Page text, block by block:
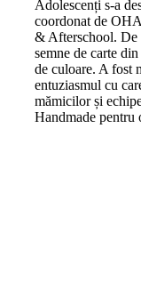
Adolescenți s-a
coordonat de
& Afterschool. De
semne de carte
de culoare. A fost
entuziasmul cu
mămicilor și
Handmade pentru